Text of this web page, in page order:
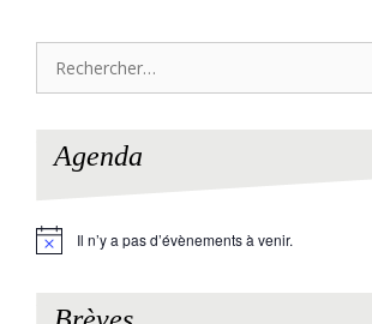
Agenda
N
Il n’y a pas d’évènements à venir.